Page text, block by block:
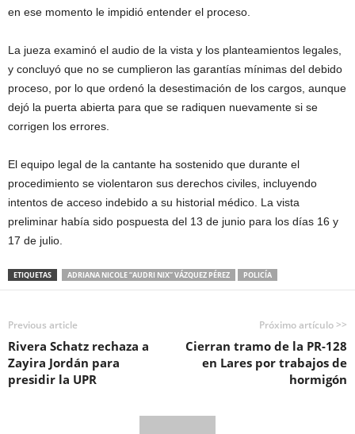
en ese momento le impidió entender el proceso.
La jueza examinó el audio de la vista y los planteamientos legales,
y concluyó que no se cumplieron las garantías mínimas del debido
proceso, por lo que ordenó la desestimación de los cargos, aunque
dejó la puerta abierta para que se radiquen nuevamente si se
corrigen los errores.
El equipo legal de la cantante ha sostenido que durante el
procedimiento se violentaron sus derechos civiles, incluyendo
intentos de acceso indebido a su historial médico. La vista
preliminar había sido pospuesta del 13 de junio para los días 16 y
17 de julio.
ETIQUETAS ADRIANA NICOLE “AUDRI NIX” VÁZQUEZ PÉREZ POLICÍA
Previous article
Rivera Schatz rechaza a
Zayira Jordán para
presidir la UPR
Próximo artículo >>
Cierran tramo de la PR-128
en Lares por trabajos de
hormigón